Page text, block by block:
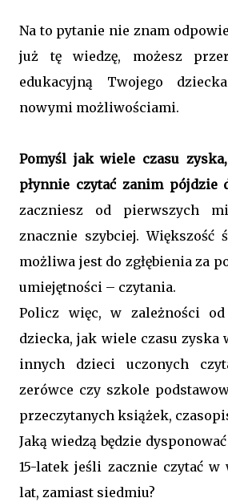
Na to pytanie nie znam
już tę wiedzę, możesz
edukacyjną Twojego
nowymi możliwościami.
Pomyśl jak wiele czasu
płynnie czytać zanim pójdzie
zaczniesz od pierwszych
znacznie szybciej. Większość
możliwa jest do zgłębienia za
umiejętności – czytania.
Policz więc, w zależności
dziecka, jak wiele czasu zyska
innych dzieci uczonych
zerówce czy szkole
przeczytanych książek,
Jaką wiedzą będzie
15-latek jeśli zacznie czytać
lat, zamiast siedmiu?